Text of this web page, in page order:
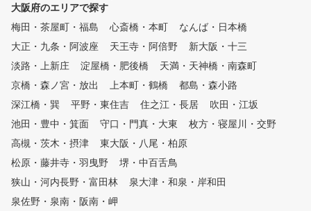
も毎曜日開催しておりますので
きな時間でレッスンを受講して
いただけます。 是非一度、体
験レッスンから始められたらい
かがでしようか⁉ ◆アメリカン
ゴルフスクールには、心揺さぶ
る何かが・・・・・ 月4回・無
リップ・アドレスルーティンか
ら始まり体の動き・腕の動きを
覚えます。 もちろん、初心者
にはグリップ・構えから始まり
バランスの良い綺麗なスイング
形成を目指します。 経験者に
様が、最小限の費用で最
上達していただけるよう
きの低価格と、安心の定
で、ありそうでなかった
スン受け放題」を実現し
ます。 ゴルフの上達を目
しております。当スクー
のレッスンが受けれます
大阪府のエリアで探す
梅田・茶屋町・福島
心斎橋・本町
なんば・日本橋
大正・九条・阿波座
天王寺・阿倍野
新大阪・十三
淡路・上新庄
淀屋橋・肥後橋
天満・天神橋・南森町
京橋・森ノ宮・放出
上本町・鶴橋
都島・森小路
深江橋・巽
平野・東住吉 住之江・長居
吹田・江坂
池田・豊中・箕面
守口・門真・大東
枚方・寝屋川・交野
高槻・茨木・摂津
東大阪・八尾・柏原
松原・藤井寺・羽曳野
堺・中百舌鳥
狭山・河内長野・富田林
泉大津・和泉・岸和田
泉佐野・泉南・阪南・岬